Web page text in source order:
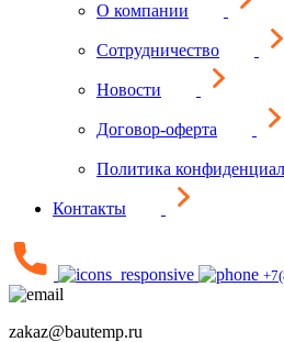
О компании
Сотрудничество
Новости
Договор-оферта
Политика
Контакты
zakaz@bautemp.ru